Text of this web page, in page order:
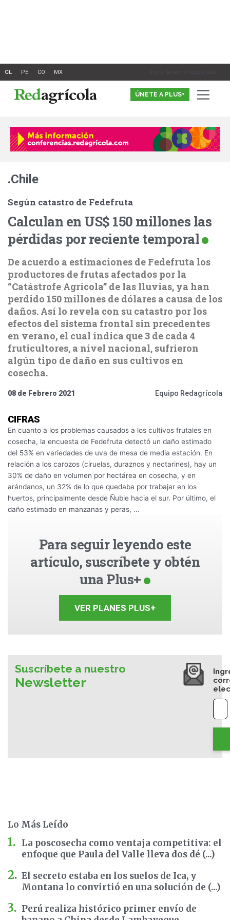
Inicia Sesión o Registrate
ÚNETE A PLUS+
.Chile
Según catastro de Fedefruta
Calculan en US$ 150 millones las
pérdidas por reciente temporal
De acuerdo a estimaciones de Fedefruta los
productores de frutas afectados por la
“Catástrofe Agrícola” de las lluvias, ya han
perdido 150 millones de dólares a causa de los
daños. Así lo revela con su catastro por los
efectos del sistema frontal sin precedentes
en verano, el cual indica que 3 de cada 4
fruticultores, a nivel nacional, sufrieron
algún tipo de daño en sus cultivos en
cosecha.
08 de Febrero 2021 Equipo Redagrícola
CIFRAS
En cuanto a los problemas causados a los cultivos frutales en
cosecha, la encuesta de Fedefruta detectó un daño estimado
del 53% en variedades de uva de mesa de media estación. En
relación a los carozos (ciruelas, duraznos y nectarines), hay un
30% de daño en volumen por hectárea en cosecha, y en
arándanos, un 32% de lo que quedaba por trabajar en los
huertos, principalmente desde Ñuble hacia el sur. Por último, el
daño estimado en manzanas y peras, ...
Para seguir leyendo este
artículo, suscríbete y obtén
una Plus+
VER PLANES PLUS+
Suscríbete a nuestro
Newsletter
Lo Más Leído
La poscosecha como ventaja competitiva: el
enfoque que Paula del Valle lleva dos dé (...)
El secreto estaba en los suelos de Ica, y
Montana lo convirtió en una solución de (...)
Perú realiza histórico primer envío de